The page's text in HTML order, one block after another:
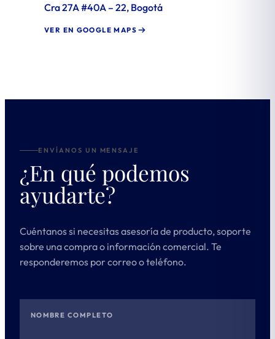
Cra 27A #40A – 22, Bogotá
VER EN GOOGLE MAPS
ENVÍANOS UN MENSAJE
¿En qué podemos
ayudarte?
Cuéntanos si necesitas asesoría de producto, soporte
sobre una compra o información comercial. Te
responderemos por correo o teléfono.
NOMBRE COMPLETO